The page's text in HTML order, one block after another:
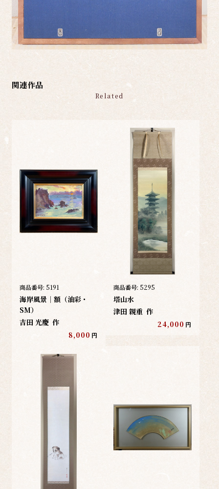
関連作品
Related
商品番号: 5191
海岸風景｜額（油彩・
SM）
吉田 光慶 作
8,000 円
商品番号: 5295
塔山水
津田 親重 作
24,000 円